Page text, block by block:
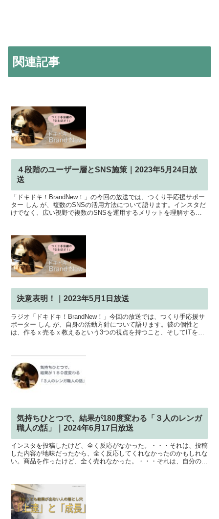
関連記事
４段階のユーザー層とSNS施策｜2023年5月24日放
送
「ドキドキ！BrandNew！」の今回の放送では、つくり手応援サポー
ター しん が、複数のSNSの活用方法について語ります。インスタだ
けでなく、広い視野で複数のSNSを運用するメリットを理解するこ
決意表明！｜2023年5月1日放送
ラジオ「ドキドキ！BrandNew！」今回の放送では、つくり手応援サ
ポーター しん が、自身の活動方針について語ります。彼の個性と
は、作るｘ売るｘ教えるという3つの視点を持つこと、そしてITを積
気持ちひとつで、結果が180度変わる「３人のレンガ
職人の話」｜2024年6月17日放送
インスタを投稿したけど、全く反応がなかった。・・・それは、投稿
した内容が地味だったから、全く反応してくれなかったのかもしれな
い。商品を作ったけど、全く売れなかった。・・・それは、自分の商